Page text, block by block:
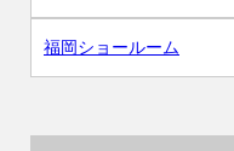
福岡ショールーム